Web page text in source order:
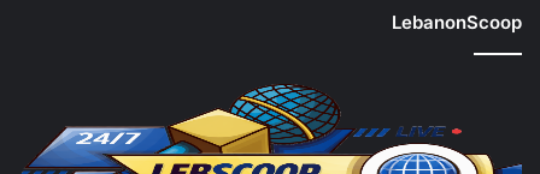
LebanonScoop